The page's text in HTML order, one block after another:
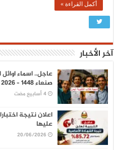
أكمل القراءة »
آخر الأخبار
عاجل.. اسماء
صنعاء 1448 – 2026
اعلان نتيجة
عليها
20/06/2026